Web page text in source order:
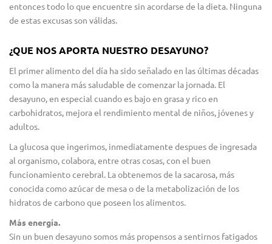
entonces todo lo que encuentre sin acordarse de la dieta. Ninguna
de estas excusas son válidas.
¿QUE NOS APORTA NUESTRO DESAYUNO?
El primer alimento del día ha sido señalado en las últimas décadas
como la manera más saludable de comenzar la jornada. El
desayuno, en especial cuando es bajo en grasa y rico en
carbohidratos, mejora el rendimiento mental de niños, jóvenes y
adultos.
La glucosa que ingerimos, inmediatamente despues de ingresada
al organismo, colabora, entre otras cosas, con el buen
funcionamiento cerebral. La obtenemos de la sacarosa, más
conocida como azúcar de mesa o de la metabolización de los
hidratos de carbono que poseen los alimentos.
Más energía.
Sin un buen desayuno somos más propensos a sentirnos fatigados